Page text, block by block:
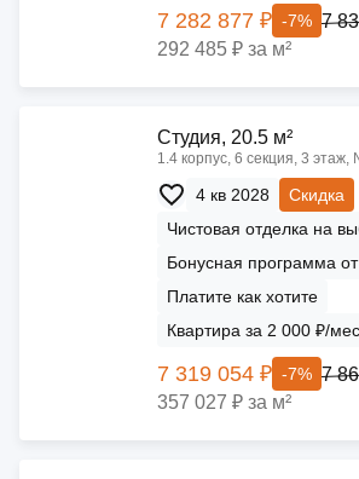
7 282 877 ₽ -7% 7
292 485 ₽ за м²
Cтудия, 20.5 м²
1.4 корпус, 6 секция, 3
4 кв 2028
Скидка
Чистовая отделка на
Бонусная программа
Платите как хотите
Квартира за 2 000 ₽/мес
7 319 054 ₽ -7% 7
357 027 ₽ за м²